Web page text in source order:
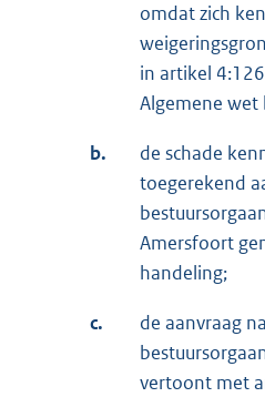
omdat zich
in artikel
Algemene wet
b.
de schade
toegerekend
Amersfoort
handeling;
c.
de aanvraag
vertoont met